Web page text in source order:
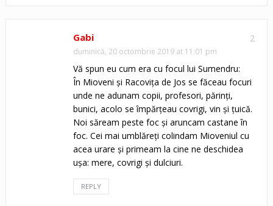
2
Gabi
duminică, 20 octombrie 2019 at 11:01 pm
Vă spun eu cum era cu focul lui Sumendru:
În Mioveni și Racovița de Jos se făceau focuri
unde ne adunam copii, profesori, părinți,
bunici, acolo se împărțeau covrigi, vin și țuică.
Noi săream peste foc și aruncam castane în
foc. Cei mai umblăreți colindam Mioveniul cu
acea urare și primeam la cine ne deschidea
ușa: mere, covrigi și dulciuri.
REPLY